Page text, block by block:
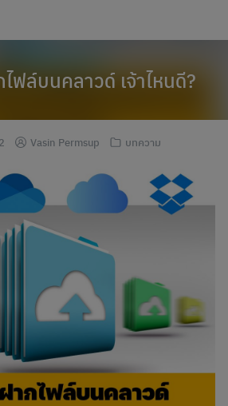
ฟล์บนคลาวด์ เจ้าไหนดี?
Vasin Permsup บทความ